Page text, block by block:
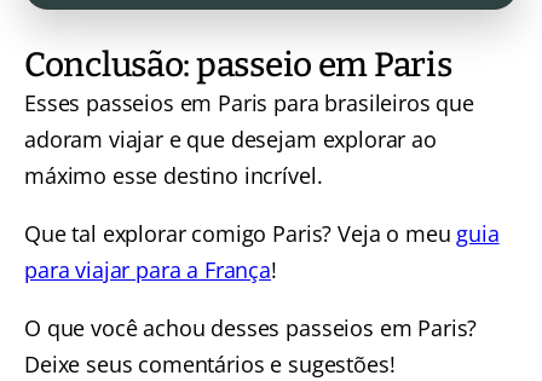
Conclusão: passeio em Paris
Esses passeios em Paris para brasileiros que
adoram viajar e que desejam explorar ao
máximo esse destino incrível.
Que tal explorar comigo Paris? Veja o meu guia
para viajar para a França!
O que você achou desses passeios em Paris?
Deixe seus comentários e sugestões!